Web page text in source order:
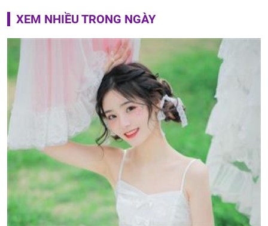
XEM NHIỀU TRONG NGÀY